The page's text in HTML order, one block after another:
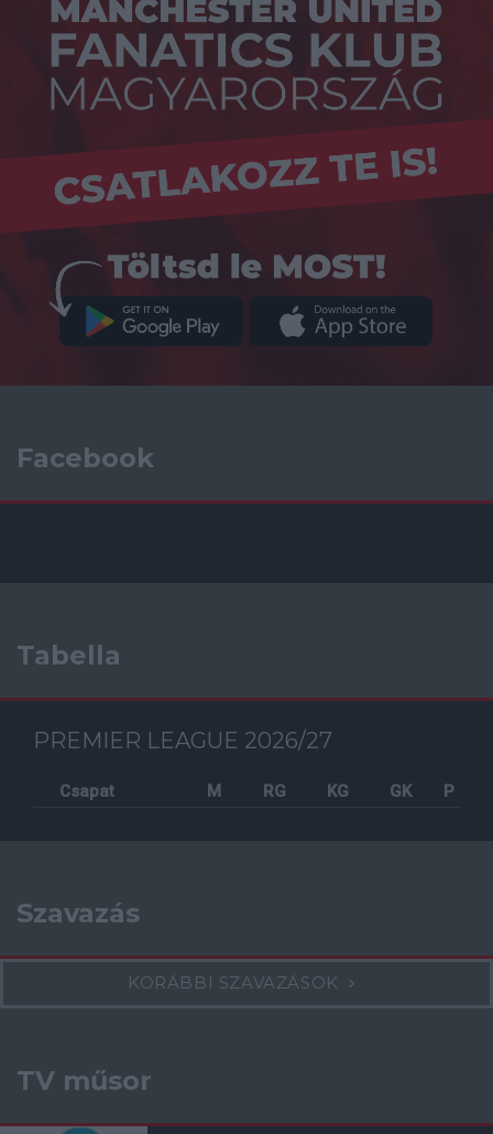
Facebook
Tabella
PREMIER LEAGUE 2026/27
Csapat M RG KG GK P
Szavazás
KORÁBBI SZAVAZÁSOK
TV műsor